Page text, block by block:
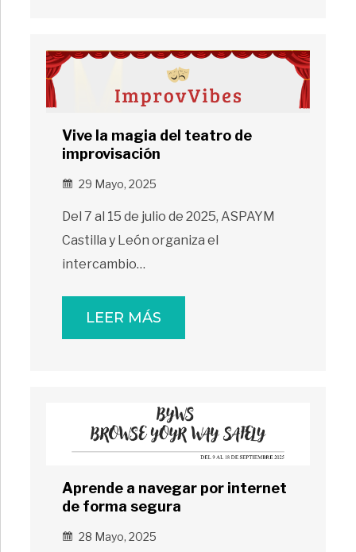
Vive la magia del teatro de
improvisación
29 Mayo, 2025
Del 7 al 15 de julio de 2025, ASPAYM
Castilla y León organiza el
intercambio…
LEER MÁS
Aprende a navegar por internet
de forma segura
28 Mayo, 2025